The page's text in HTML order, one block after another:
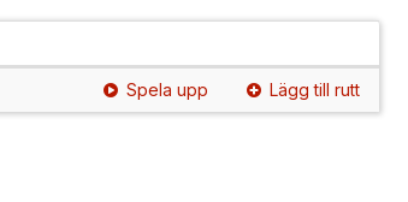
Spela upp Lägg till rutt